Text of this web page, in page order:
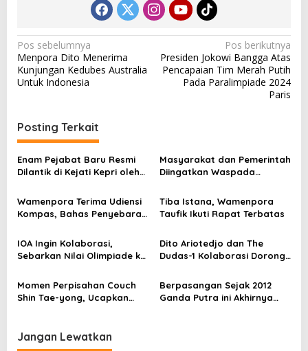
m
u
0
2
N
a
v
g
a
s
i
p
o
s
Pos sebelumnya
Menpora Dito Menerima
Kunjungan Kedubes Australia
Untuk Indonesia
Pos berikutnya
Presiden Jokowi Bangga Atas
Pencapaian Tim Merah Putih
Pada Paralimpiade 2024
Paris
Posting Terkait
Enam Pejabat Baru Resmi
Dilantik di Kejati Kepri oleh
Masyarakat dan Pemerintah
Diingatkan Waspada
Ruang Digital
Wamenpora Terima Udiensi
Kompas, Bahas Penyebaran
Tiba Istana, Wamenpora
Taufik Ikuti Rapat Terbatas
IOA Ingin Kolaborasi,
Sebarkan Nilai Olimpiade ke
Dito Ariotedjo dan The
Dudas-1 Kolaborasi Dorong
Momen Perpisahan Couch
Shin Tae-yong, Ucapkan
Berpasangan Sejak 2012
Ganda Putra ini Akhirnya
Jangan Lewatkan